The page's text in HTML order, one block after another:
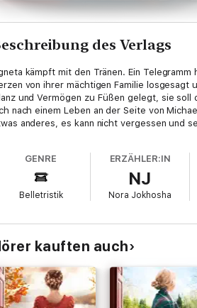
des Verlags
kämpft mit den Tränen. Ein
von ihrer mächtigen Familie
und Vermögen zu Füßen gelegt, sie
nach einem Leben an der Seite von
anderes, es kann nicht vergessen und
GENRE
Belletristik
ERZÄHLER:IN
NJ
Nora Jokhosha
kauften auch